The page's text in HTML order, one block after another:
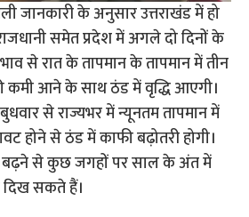
जानकारी के अनुसार उत्तराखंड में हो
समेत प्रदेश में अगले दो दिनों के
से रात के तापमान के तापमान में तीन
कमी आने के साथ ठंड में वृद्धि आएगी।
से राज्यभर में न्यूनतम तापमान में
होने से ठंड में काफी बढ़ोतरी होगी।
बढ़ने से कुछ जगहों पर साल के अंत में
दिख सकते हैं।